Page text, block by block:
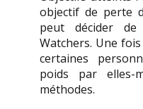
objectif de perte
peut décider
Watchers. Une
certaines
poids par elles-
méthodes.